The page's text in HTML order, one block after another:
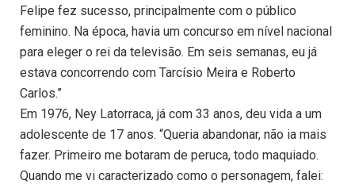
Felipe fez sucesso, principalmente com o público
feminino. Na época, havia um concurso em nível nacional
para eleger o rei da televisão. Em seis semanas, eu já
estava concorrendo com Tarcísio Meira e Roberto
Carlos.”
Em 1976, Ney Latorraca, já com 33 anos, deu vida a um
adolescente de 17 anos. “Queria abandonar, não ia mais
fazer. Primeiro me botaram de peruca, todo maquiado.
Quando me vi caracterizado como o personagem, falei: